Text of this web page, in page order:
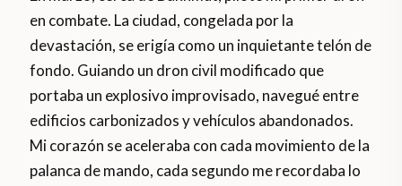
en combate. La ciudad, congelada por la
devastación, se erigía como un inquietante telón de
fondo. Guiando un dron civil modificado que
portaba un explosivo improvisado, navegué entre
edificios carbonizados y vehículos abandonados.
Mi corazón se aceleraba con cada movimiento de la
palanca de mando, cada segundo me recordaba lo